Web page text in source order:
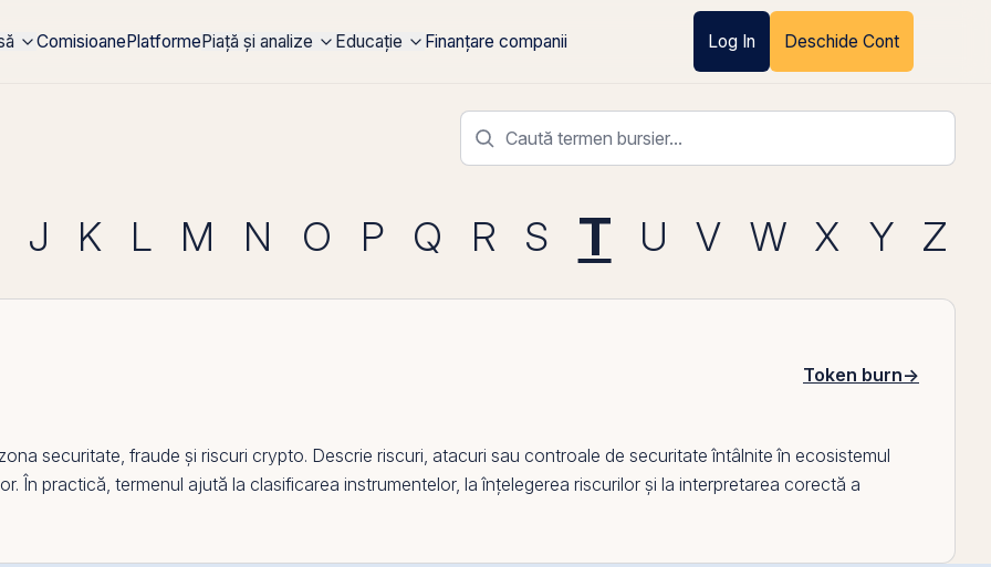
ComisioanePlatformePiață și analize Educație Finanțare companii Log In Deschide Cont
J K L M N O P Q R S T U V W X Y Z
Token burn→
securitate, fraude și riscuri crypto. Descrie riscuri, atacuri sau controale de securitate întâlnite în ecosistemul
În practică, termenul ajută la clasificarea instrumentelor, la înțelegerea riscurilor și la interpretarea corectă a